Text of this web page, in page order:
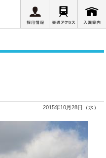
2015年10月28日（水）